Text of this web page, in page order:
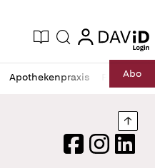
Aktuelle Ausgabe
Suche login
login
Apothekenpraxis RechtAbo
FacebookInstagram